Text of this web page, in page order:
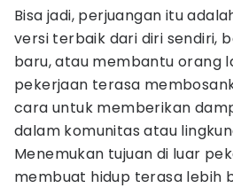
Bisa jadi, perjuangan itu
versi terbaik dari diri sendiri,
baru, atau membantu orang
pekerjaan terasa
cara untuk memberikan
dalam komunitas atau
Menemukan tujuan di luar
membuat hidup terasa lebih